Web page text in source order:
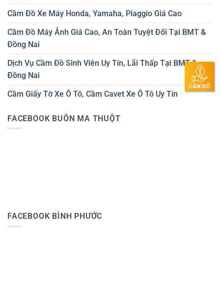
Cầm Đồ Xe Máy Honda, Yamaha, Piaggio Giá Cao
Cầm Đồ Máy Ảnh Giá Cao, An Toàn Tuyệt Đối Tại BMT &
Đồng Nai
Dịch Vụ Cầm Đồ Sinh Viên Uy Tín, Lãi Thấp Tại BMT &
Đồng Nai
Cầm Giấy Tờ Xe Ô Tô, Cầm Cavet Xe Ô Tô Uy Tín
FACEBOOK BUÔN MA THUỘT
FACEBOOK BÌNH PHƯỚC